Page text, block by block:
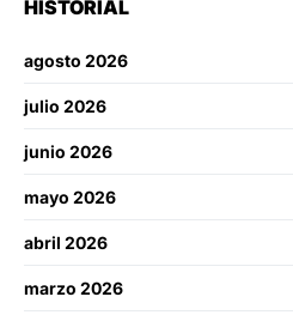
HISTORIAL
agosto 2026
julio 2026
junio 2026
mayo 2026
abril 2026
marzo 2026